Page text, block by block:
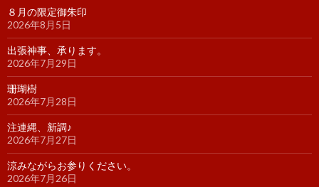
８月の限定御朱印
2026年8月5日
出張神事、承ります。
2026年7月29日
珊瑚樹
2026年7月28日
注連縄、新調♪
2026年7月27日
涼みながらお参りください。
2026年7月26日